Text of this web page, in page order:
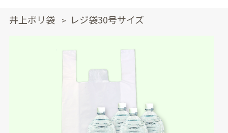
井上ポリ袋 > レジ袋30号サイズ